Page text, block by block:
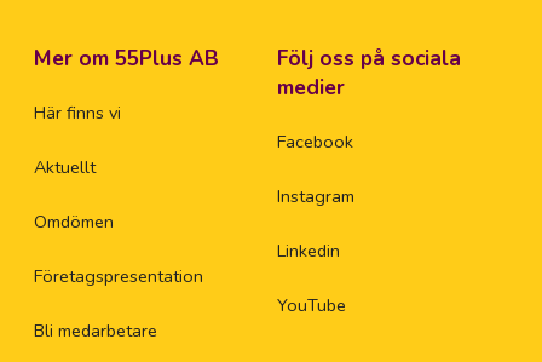
Mer om 55Plus AB
Här finns vi
Aktuellt
Omdömen
Företagspresentation
Bli medarbetare
Följ oss på sociala
medier
Facebook
Instagram
Linkedin
YouTube